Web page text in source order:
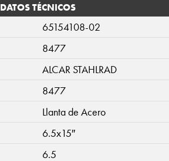
DATOS TÉCNICOS
65154108-02
8477
ALCAR STAHLRAD
8477
Llanta de Acero
6.5x15″
6.5